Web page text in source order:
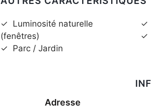
✓ Luminosité naturelle
(fenêtres)
✓ Parc / Jardin
✓
✓
Adresse